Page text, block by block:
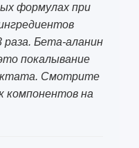
формулах при
раза. Бета-аланин
покалывание
Смотрите
компонентов на